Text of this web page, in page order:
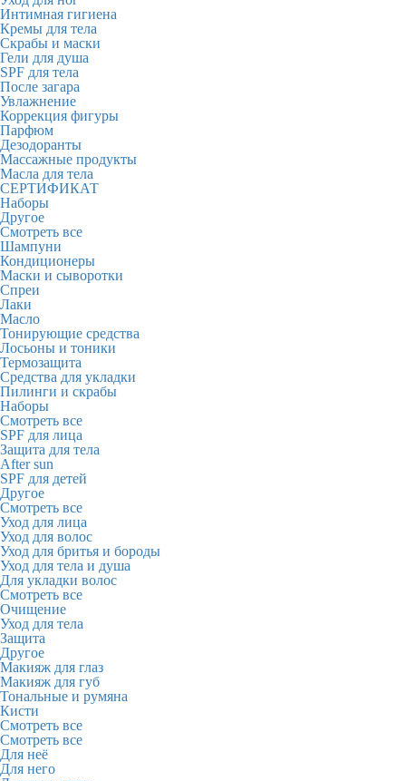
Интимная гигиена
Кремы для тела
Скрабы и маски
Гели для душа
SPF для тела
После загара
Увлажнение
Коррекция фигуры
Парфюм
Дезодоранты
Массажные продукты
Масла для тела
СЕРТИФИКАТ
Наборы
Другое
Смотреть все
Шампуни
Кондиционеры
Маски и сыворотки
Спреи
Лаки
Масло
Тонирующие средства
Лосьоны и тоники
Термозащита
Средства для укладки
Пилинги и скрабы
Наборы
Смотреть все
SPF для лица
Защита для тела
After sun
SPF для детей
Другое
Смотреть все
Уход для лица
Уход для волос
Уход для бритья и бороды
Уход для тела и душа
Для укладки волос
Смотреть все
Очищение
Уход для тела
Защита
Другое
Макияж для глаз
Макияж для губ
Тональные и румяна
Кисти
Смотреть все
Смотреть все
Для неё
Для него